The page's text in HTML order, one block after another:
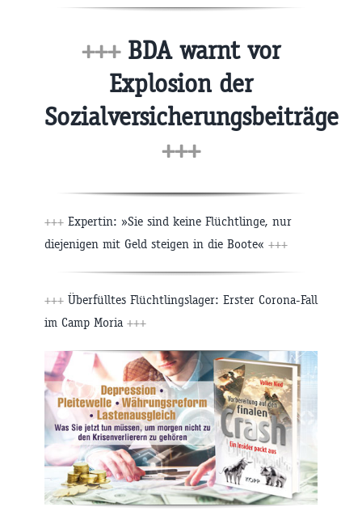
+++BDA warnt vor
Explosion der
Sozialversicherungsbeiträge
+++
+++ Expertin: »Sie sind keine Flüchtlinge, nur
diejenigen mit Geld steigen in die Boote« +++
+++ Überfülltes Flüchtlingslager: Erster Corona-Fall
im Camp Moria +++